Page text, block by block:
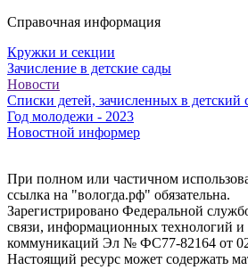
Справочная информация
Кружки и секции
Зачисление в детские сады
Новости
Списки детей, зачисленных в детский
Год молодежи - 2023
Новостной информер
При полном или частичном
ссылка на "вологда.рф" обязательна.
Зарегистрировано Федеральной
связи, информационных технологий и
коммуникаций Эл № ФС77-82164 от 02
Настоящий ресурс может содержать